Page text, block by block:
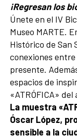
¡Regresan los
Únete en el IV
Museo MARTE.
Histórico de San
conexiones
presente.
espacios de
«ATRÓFICA»
La muestra
Óscar López,
sensible a la